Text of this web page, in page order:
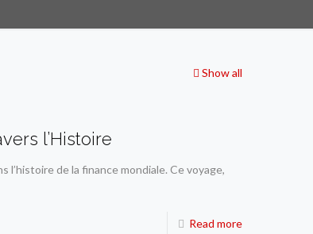
Show all
l’Histoire
l’histoire de la finance mondiale. Ce voyage,
Read more